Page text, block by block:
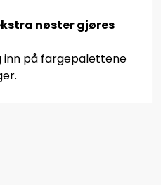
nøster gjøres
inn på fargepalettene